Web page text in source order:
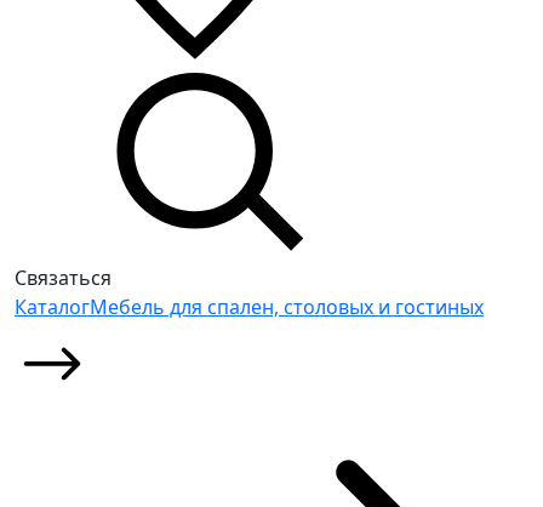
Связаться
КаталогМебель для спален, столовых и гостиных